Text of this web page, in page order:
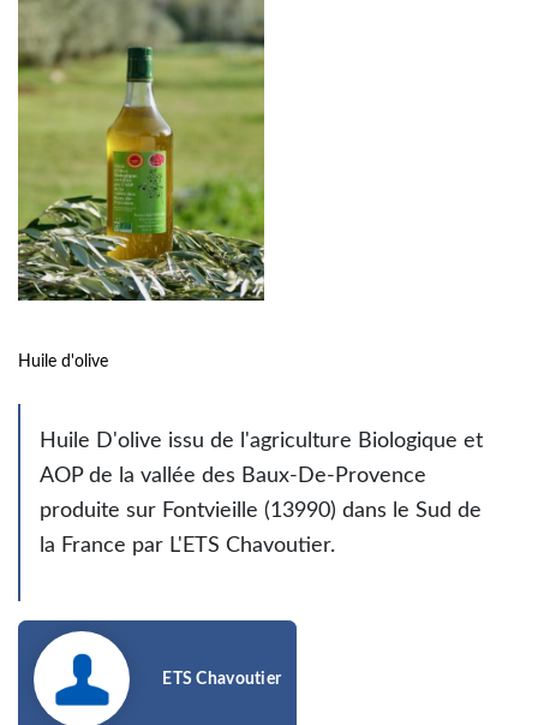
Huile d'olive
Huile D'olive issu de l'agriculture Biologique et
AOP de la vallée des Baux-De-Provence
produite sur Fontvieille (13990) dans le Sud de
la France par L'ETS Chavoutier.
ETS Chavoutier